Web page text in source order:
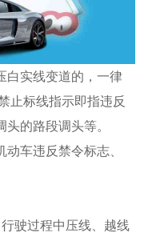
白实线变道的，一律
止标线指示即指违反
的路段调头等。
动车违反禁令标志、
驶过程中压线、越线